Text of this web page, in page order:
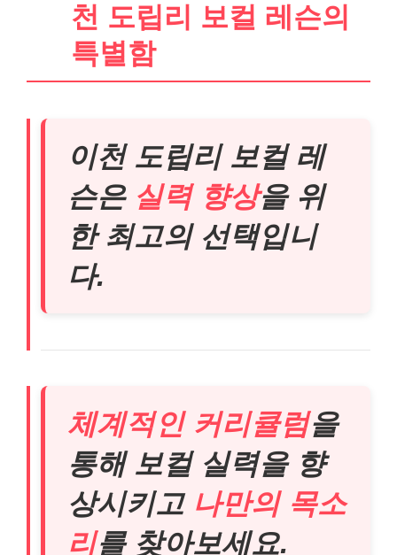
천 도립리 보컬 레슨의
특별함
이천 도립리 보컬 레
슨은 실력 향상을 위
한 최고의 선택입니
다.
체계적인 커리큘럼을
통해 보컬 실력을 향
상시키고 나만의 목소
리를 찾아보세요.